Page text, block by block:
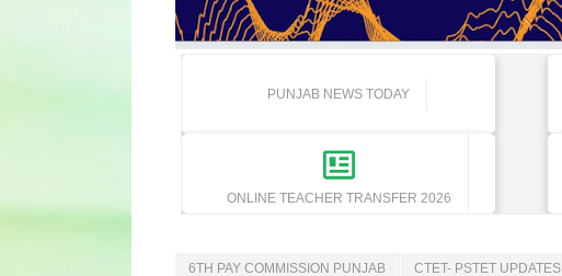
PUNJAB NEWS TODAY
ONLINE TEACHER TRANSFER 2026
6TH PAY COMMISSION PUNJAB CTET- PSTET UPDATES